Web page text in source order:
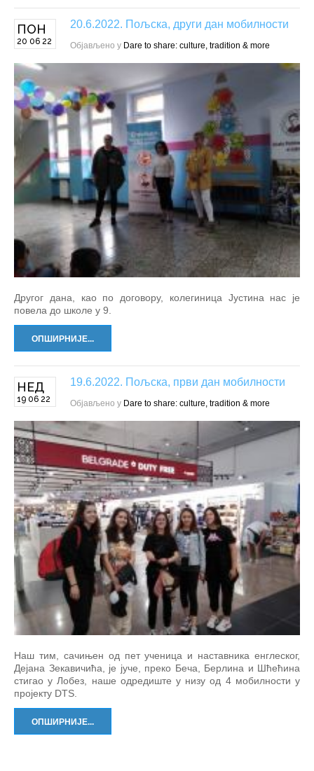
ПОН
20 06 22
20.6.2022. Пољска, други дан мобилности
Објављено у Dare to share: culture, tradition & more
Другог дана, као по договору, колегиница Јустина нас је
повела до школе у 9.
ОПШИРНИЈЕ...
НЕД
19 06 22
19.6.2022. Пољска, први дан мобилности
Објављено у Dare to share: culture, tradition & more
Наш тим, сачињен од пет ученица и наставника енглеског,
Дејана Зекавичића, је јуче, преко Беча, Берлина и Шћећина
стигао у Лобез, наше одредиште у низу од 4 мобилности у
пројекту DTS.
ОПШИРНИЈЕ...